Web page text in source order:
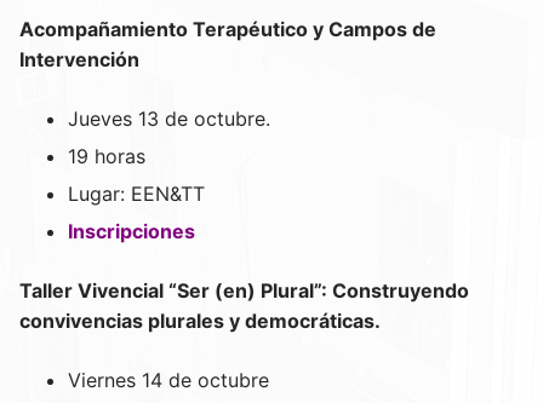
Acompañamiento Terapéutico y Campos de
Intervención
Jueves 13 de octubre.
19 horas
Lugar: EEN&TT
Inscripciones
Taller Vivencial “Ser (en) Plural”: Construyendo
convivencias plurales y democráticas.
Viernes 14 de octubre